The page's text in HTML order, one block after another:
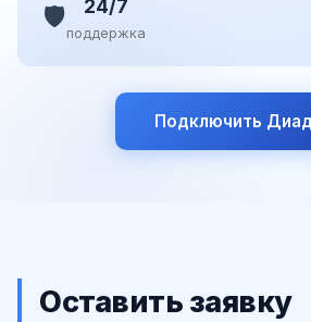
🛡️ 24/7
поддержка
Подключить
Оставить заявку